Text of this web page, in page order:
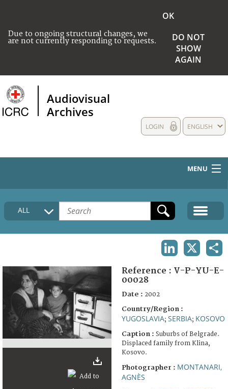
Due to ongoing structural changes, we
are not currently responding to requests.
OK
DO NOT
SHOW
AGAIN
Audiovisual
Archives
ENGLISH
LOGIN
MENU
HOME
COLLECTIONS DESCRIPTION
FAQ
ALL
Reference : V-P-YU-E-
00028
Date : 2002
Country/Region :
YUGOSLAVIA; SERBIA; KOSOVO
Caption : Suburbs of Belgrade.
Displaced family from Klina,
Kosovo.
Photographer : MONTANARI,
AGNÈS